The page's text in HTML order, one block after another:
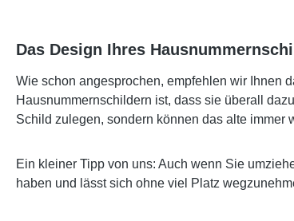
Das Design Ihres
Wie schon angesprochen, empfehlen wir Ihnen
Hausnummernschildern ist, dass sie überall
Schild zulegen, sondern können das alte immer
Ein kleiner Tipp von uns: Auch wenn Sie
haben und lässt sich ohne viel Platz